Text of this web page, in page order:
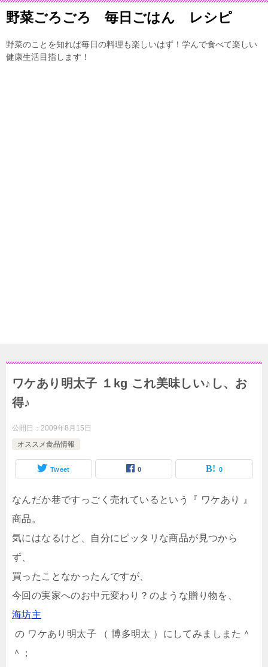
野菜ごろごろ 毎日ごはん レシピ
野菜のことを知れば毎日の料理も楽しいはず！学んで食べて楽しい
健康生活目指します！
ワケあり明太子 １kg これ美味しい♪し、お
得♪
公開日： 2009年8月15日
オススメ食品情報
Tweet 0 0
なんだか巷ですっごく売れているという『 ワケあり 』
商品。
気にはなるけど、自分にピッタリな商品が見つから
ず、
買ったことなかったんですが、
今回の実家へのお中元変わり？のような贈り物を、
海坊主
の ワケあり明太子 （ 博多明太 ）にしてみましまた＾
＾；